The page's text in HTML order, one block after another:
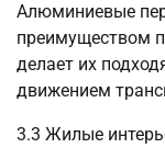
Алюминиевые
преимуществом
делает их
движением
3.3 Жилые